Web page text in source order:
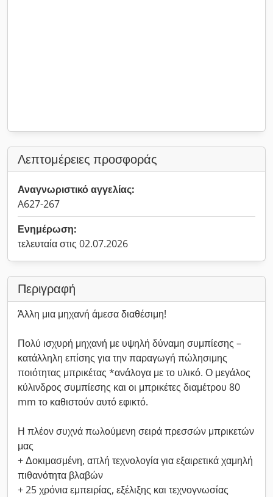
Λεπτομέρειες προσφοράς
Αναγνωριστικό αγγελίας:
A627-267
Ενημέρωση:
τελευταία στις 02.07.2026
Περιγραφή
Άλλη μια μηχανή άμεσα διαθέσιμη!
Πολύ ισχυρή μηχανή με υψηλή δύναμη συμπίεσης –
κατάλληλη επίσης για την παραγωγή πώλησιμης
ποιότητας μπρικέτας *ανάλογα με το υλικό. Ο μεγάλος
κύλινδρος συμπίεσης και οι μπρικέτες διαμέτρου 80
mm το καθιστούν αυτό εφικτό.
Η πλέον συχνά πωλούμενη σειρά πρεσσών μπρικετών
μας
+ Δοκιμασμένη, απλή τεχνολογία για εξαιρετικά χαμηλή
πιθανότητα βλαβών
+ 25 χρόνια εμπειρίας, εξέλιξης και τεχνογνωσίας